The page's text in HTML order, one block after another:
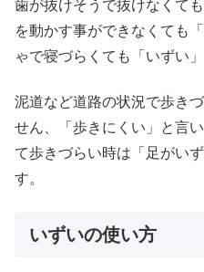
歯が抜けそうで抜けなくて
を動かす事ができなくても
ゃで寝づらくても「いずい」
泥道など道路の状況で歩き
せん、「歩きにくい」と言
て歩きづらい時は「足がい
す。
いずいの使い方